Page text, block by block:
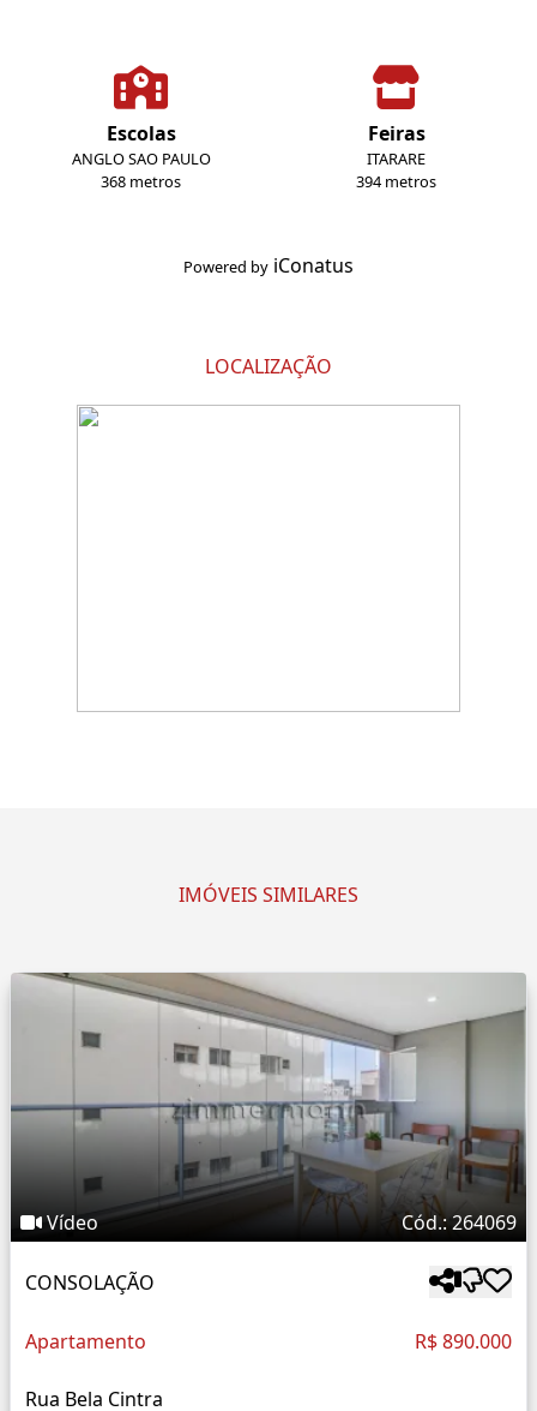
Escolas
ANGLO SAO PAULO
368 metros
Feiras
ITARARE
394 metros
Powered by iConatus
LOCALIZAÇÃO
IMÓVEIS SIMILARES
Vídeo Cód.: 264069
CONSOLAÇÃO
Apartamento R$ 890.000
Rua Bela Cintra